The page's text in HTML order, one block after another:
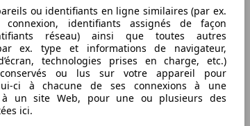
ou identifiants en ligne similaires (par ex.
connexion, identifiants assignés de façon
réseau) ainsi que toutes autres
ex. type et informations de navigateur,
technologies prises en charge, etc.)
ou lus sur votre appareil pour
ci à chacune de ses connexions à une
un site Web, pour une ou plusieurs des
ici.